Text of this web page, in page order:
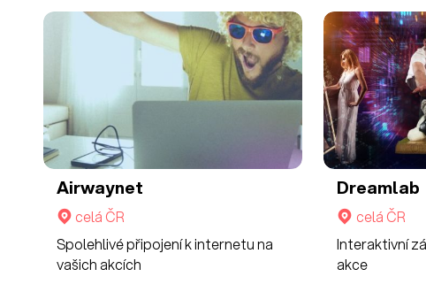
Airwaynet
celá ČR
Spolehlivé připojení k internetu na
vašich akcích
Dreamlab
celá ČR
Interaktivní
akce